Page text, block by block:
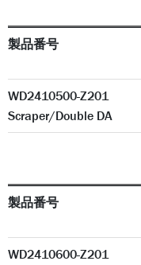
製品番号
WD2410500-Z201
Scraper/Double DA
製品番号
WD2410600-Z201